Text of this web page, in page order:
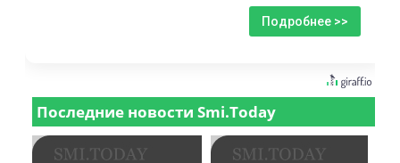
Подробнее >>